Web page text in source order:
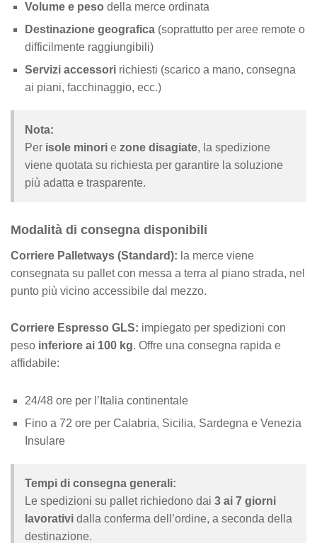
Volume e peso della merce ordinata
Destinazione geografica (soprattutto per aree remote o
difficilmente raggiungibili)
Servizi accessori richiesti (scarico a mano, consegna
ai piani, facchinaggio, ecc.)
Nota:
Per isole minori e zone disagiate, la spedizione
viene quotata su richiesta per garantire la soluzione
più adatta e trasparente.
Modalità di consegna disponibili
Corriere Palletways (Standard): la merce viene
consegnata su pallet con messa a terra al piano strada, nel
punto più vicino accessibile dal mezzo.
Corriere Espresso GLS: impiegato per spedizioni con
peso inferiore ai 100 kg. Offre una consegna rapida e
affidabile:
24/48 ore per l’Italia continentale
Fino a 72 ore per Calabria, Sicilia, Sardegna e Venezia
Insulare
Tempi di consegna generali:
Le spedizioni su pallet richiedono dai 3 ai 7 giorni
lavorativi dalla conferma dell’ordine, a seconda della
destinazione.